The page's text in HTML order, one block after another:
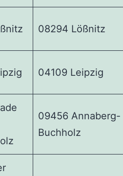
08294 Lößnitz
04109 Leipzig
09456 Annaberg-
Buchholz